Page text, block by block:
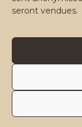
seront vendues.
© 2026